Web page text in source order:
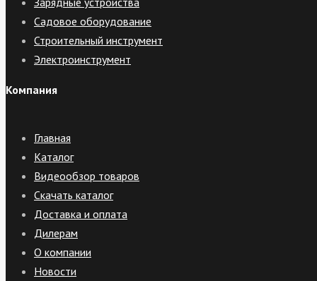
Садовое оборудование
Строительный инструмент
Электроинструмент
Компания
Главная
Каталог
Видеообзор товаров
Скачать каталог
Доставка и оплата
Дилерам
О компании
Новости